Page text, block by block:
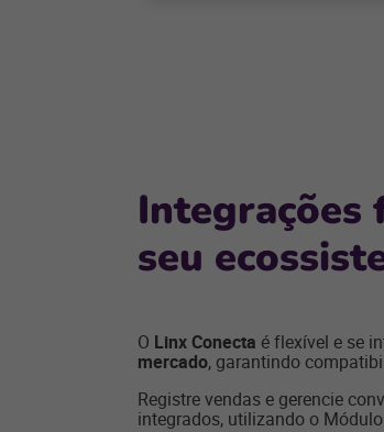
Integrações
seu
O Linx Conecta é flexível e se
mercado, garantindo
Registre vendas e gerencie
integrados, utilizando o